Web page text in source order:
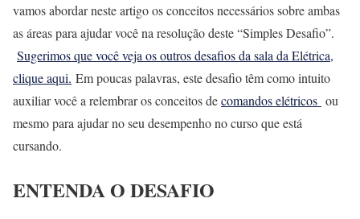
vamos abordar neste artigo os conceitos necessários sobre ambas
as áreas para ajudar você na resolução deste “Simples Desafio”.
Sugerimos que você veja os outros desafios da sala da Elétrica,
clique aqui. Em poucas palavras, este desafio têm como intuito
auxiliar você a relembrar os conceitos decomandos elétricos ou
mesmo para ajudar no seu desempenho no curso que está
cursando.
ENTENDA O DESAFIO